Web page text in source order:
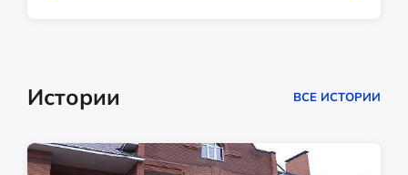
Истории ВСЕ ИСТОРИИ